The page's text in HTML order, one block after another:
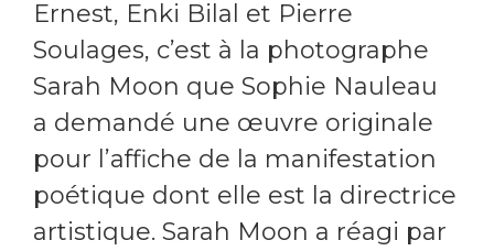
Ernest, Enki Bilal et Pierre
Soulages, c’est à la photographe
Sarah Moon que Sophie Nauleau
a demandé une œuvre originale
pour l’affiche de la manifestation
poétique dont elle est la directrice
artistique. Sarah Moon a réagi par